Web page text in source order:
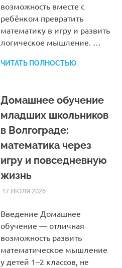
возможность вместе с
ребёнком превратить
математику в игру и развить
логическое мышление. …
ЧИТАТЬ ПОЛНОСТЬЮ
Домашнее обучение
младших школьников
в Волгограде:
математика через
игру и повседневную
жизнь
17 ИЮЛЯ 2026HOMELESSONS
СТАТЬИ
Введение Домашнее
обучение — отличная
возможность развить
математическое мышление
у детей 1–2 классов, не